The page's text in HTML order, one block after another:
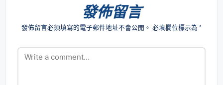
發佈留言
發佈留言必須填寫的電子郵件地址不會公開。 必填欄位標示為 *